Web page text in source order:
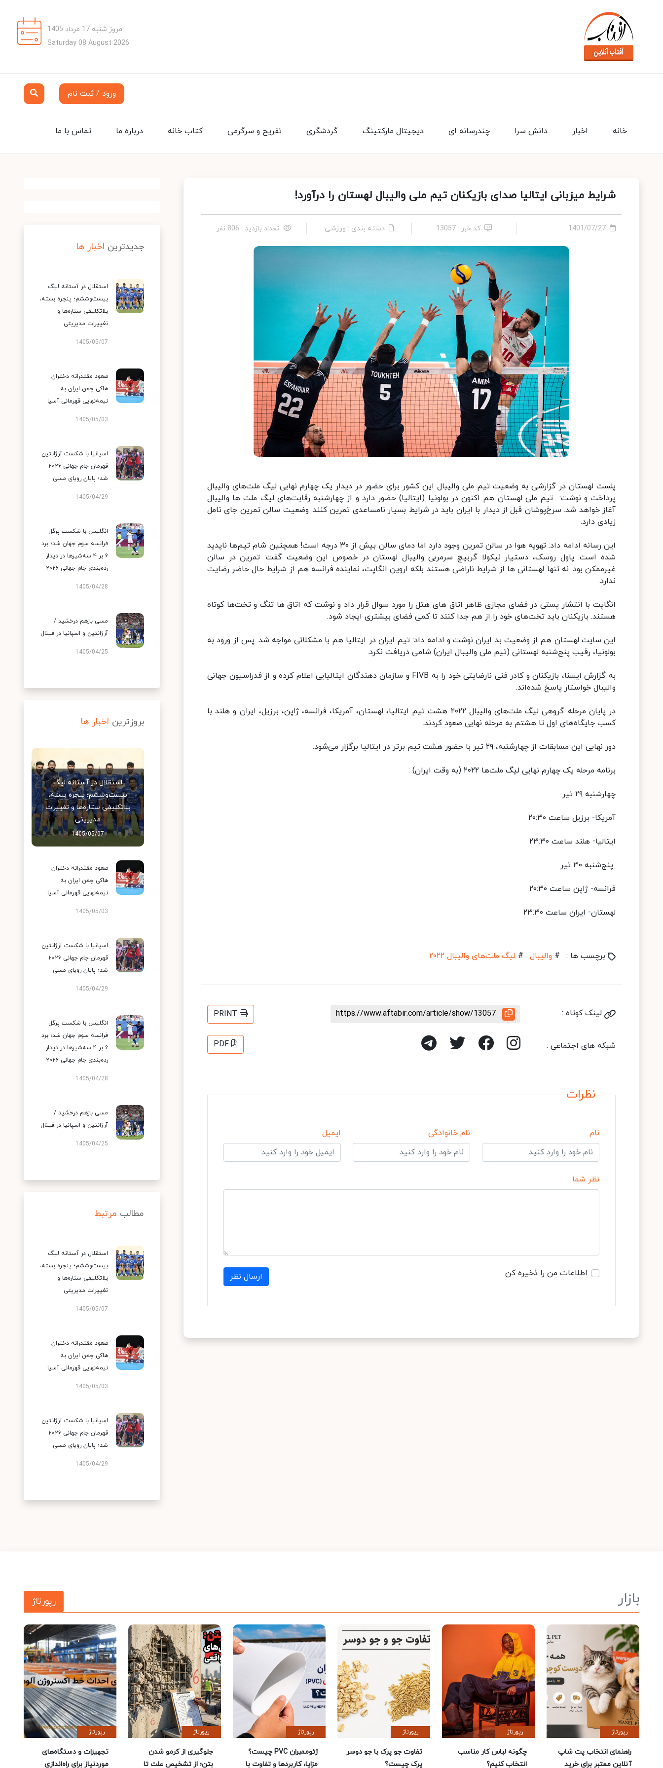
امروز شنبه 17 مرداد 1405
Saturday 08 August 2026
ورود / ثبت نام
تماس با ما درباره ما کتاب خانه تفریح و سرگرمی گردشگری دیجیتال مارکتینگ چندرسانه ای دانش سرا اخبار خانه
شرایط میزبانی ایتالیا صدای بازیکنان تیم ملی والیبال لهستان را درآورد!
1401/07/27 کد خبر : 13057 دسته بندی : ورزشی تعداد بازدید : 806 نفر
پلست لهستان در گزارشی به وضعیت تیم ملی والیبال این کشور برای حضور در دیدار یک چهارم نهایی لیگ ملت‌های والیبال
پرداخت و نوشت: تیم ملی لهستان هم اکنون در بولونیا (ایتالیا) حضور دارد و از چهارشنبه رقابت‌های لیگ ملت ها والیبال
آغاز خواهد شد. سرخ‌پوشان قبل از دیدار با ایران باید در شرایط بسیار نامساعدی تمرین کنند. وضعیت سالن تمرین جای تامل
زیادی دارد.
این رسانه ادامه داد: تهویه هوا در سالن تمرین وجود دارد اما دمای سالن بیش از ۳۰ درجه است! همچنین شام تیم‌ها ناپدید
شده است. پاول روسک، دستیار نیکولا گربیچ سرمربی والیبال لهستان در خصوص این وضعیت گفت: تمرین در سالن
غیرممکن بود. نه تنها لهستانی ها از شرایط ناراضی هستند بلکه اروین انگاپت، نماینده فرانسه هم از شرایط حال حاضر رضایت
ندارد.
انگاپت با انتشار پستی در فضای مجازی ظاهر اتاق های هتل را مورد سوال قرار داد و نوشت که اتاق ها تنگ و تخت‌ها کوتاه
هستند. بازیکنان باید تخت‌های خود را از هم جدا کنند تا کمی فضای بیشتری ایجاد شود.
این سایت لهستان هم از وضعیت بد ایران نوشت و ادامه داد: تیم ایران در ایتالیا هم با مشکلاتی مواجه شد. پس از ورود به
بولونیا، رقیب پنج‌شنبه لهستانی (تیم ملی والیبال ایران) شامی دریافت نکرد.
به گزارش ایسنا، بازیکنان و کادر فنی نارضایتی خود را به FIVB و سازمان دهندگان ایتالیایی اعلام کرده و از فدراسیون جهانی
والیبال خواستار پاسخ شده‌اند.
در پایان مرحله گروهی لیگ ملت‌های والیبال ۲۰۲۲ هشت تیم ایتالیا، لهستان، آمریکا، فرانسه، ژاپن، برزیل، ایران و هلند با
کسب جایگاه‌های اول تا هشتم به مرحله نهایی صعود کردند.
دور نهایی این مسابقات از چهارشنبه، ۲۹ تیر با حضور هشت تیم برتر در ایتالیا برگزار می‌شود.
برنامه مرحله یک چهارم نهایی لیگ ملت‌ها ۲۰۲۲ (به وقت ایران) :
چهارشنبه ۲۹ تیر
آمریکا- برزیل ساعت ۲۰:۳۰
ایتالیا- هلند ساعت ۲۳:۳۰
پنج‌شنبه ۳۰ تیر
فرانسه- ژاپن ساعت ۲۰:۳۰
لهستان- ایران ساعت ۲۳:۳۰
برچسب ها : # والیبال # لیگ ملت‌های والیبال ۲۰۲۲
لینک کوتاه : https://www.aftabir.com/article/show/13057
PRINT
شبکه های اجتماعی : PDF
نظرات
نام نام خانوادگی ایمیل
نظر شما
اطلاعات من را ذخیره کن ارسال نظر
جدیدترین اخبار ها
استقلال در آستانه لیگ
بیست‌وششم؛ پنجره بسته،
بلاتکلیفی ستاره‌ها و
تغییرات مدیریتی
1405/05/07
صعود مقتدرانه دختران
هاکی چمن ایران به
نیمه‌نهایی قهرمانی آسیا
1405/05/03
اسپانیا با شکست آرژانتین
قهرمان جام جهانی ۲۰۲۶
شد؛ پایان رویای مسی
1405/04/29
انگلیس با شکست پرگل
فرانسه سوم جهان شد؛ برد
۶ بر ۴ سه‌شیرها در دیدار
رده‌بندی جام جهانی ۲۰۲۶
1405/04/28
مسی بازهم درخشید /
آرژانتین و اسپانیا در فینال
1405/04/25
بروزترین اخبار ها
استقلال در آستانه لیگ
بیست‌وششم؛ پنجره بسته،
بلاتکلیفی ستاره‌ها و تغییرات
مدیریتی
1405/05/07
صعود مقتدرانه دختران
هاکی چمن ایران به
نیمه‌نهایی قهرمانی آسیا
1405/05/03
اسپانیا با شکست آرژانتین
قهرمان جام جهانی ۲۰۲۶
شد؛ پایان رویای مسی
1405/04/29
انگلیس با شکست پرگل
فرانسه سوم جهان شد؛ برد
۶ بر ۴ سه‌شیرها در دیدار
رده‌بندی جام جهانی ۲۰۲۶
1405/04/28
مسی بازهم درخشید /
آرژانتین و اسپانیا در فینال
1405/04/25
مطالب مرتبط
استقلال در آستانه لیگ
بیست‌وششم؛ پنجره بسته،
بلاتکلیفی ستاره‌ها و
تغییرات مدیریتی
1405/05/07
صعود مقتدرانه دختران
هاکی چمن ایران به
نیمه‌نهایی قهرمانی آسیا
1405/05/03
اسپانیا با شکست آرژانتین
قهرمان جام جهانی ۲۰۲۶
شد؛ پایان رویای مسی
1405/04/29
بازار رپورتاژ
رپورتاژ
راهنمای انتخاب پت شاپ
آنلاین معتبر برای خرید
رپورتاژ
چگونه لباس کار مناسب
انتخاب کنیم؟
رپورتاژ
تفاوت جو پرک با جو دوسر
پرک چیست؟
رپورتاژ
ژئوممبران PVC چیست؟
مزایا، کاربردها و تفاوت با
رپورتاژ
جلوگیری از کرمو شدن
بتن؛ از تشخیص علت تا
رپورتاژ
تجهیزات و دستگاه‌های
موردنیاز برای راه‌اندازی